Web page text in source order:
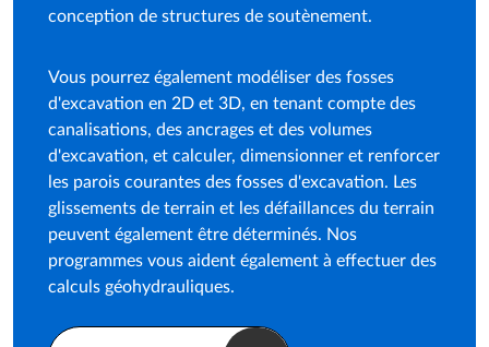
conception de structures de soutènement.
Vous pourrez également modéliser des fosses
d'excavation en 2D et 3D, en tenant compte des
canalisations, des ancrages et des volumes
d'excavation, et calculer, dimensionner et renforcer
les parois courantes des fosses d'excavation. Les
glissements de terrain et les défaillances du terrain
peuvent également être déterminés. Nos
programmes vous aident également à effectuer des
calculs géohydrauliques.